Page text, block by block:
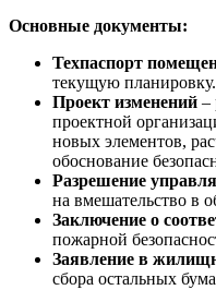
Основные документы:
Техпаспорт
текущую планировку.
Проект изменений –
проектной
новых элементов,
обоснование
Разрешение
на вмешательство в
Заключение о
пожарной
Заявление в
сбора остальных